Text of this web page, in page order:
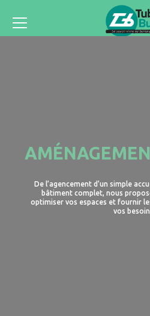
De l’agencement d’un simple
bâtiment complet, nous
optimiser vos espaces et fournir
vos